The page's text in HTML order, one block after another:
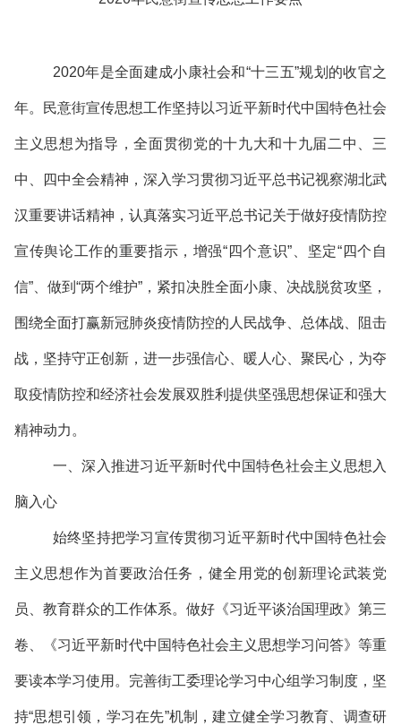
2020年是全面建成小康社会和“十三五”规划的收官之
年。民意街宣传思想工作坚持以习近平新时代中国特色社会
主义思想为指导，全面贯彻党的十九大和十九届二中、三
中、四中全会精神，深入学习贯彻习近平总书记视察湖北武
汉重要讲话精神，认真落实习近平总书记关于做好疫情防控
宣传舆论工作的重要指示，增强“四个意识”、坚定“四个自
信”、做到“两个维护”，紧扣决胜全面小康、决战脱贫攻坚，
围绕全面打赢新冠肺炎疫情防控的人民战争、总体战、阻击
战，坚持守正创新，进一步强信心、暖人心、聚民心，为夺
取疫情防控和经济社会发展双胜利提供坚强思想保证和强大
精神动力。
一、深入推进习近平新时代中国特色社会主义思想入
脑入心
始终坚持把学习宣传贯彻习近平新时代中国特色社会
主义思想作为首要政治任务，健全用党的创新理论武装党
员、教育群众的工作体系。做好《习近平谈治国理政》第三
卷、《习近平新时代中国特色社会主义思想学习问答》等重
要读本学习使用。完善街工委理论学习中心组学习制度，坚
持“思想引领，学习在先”机制，建立健全学习教育、调查研